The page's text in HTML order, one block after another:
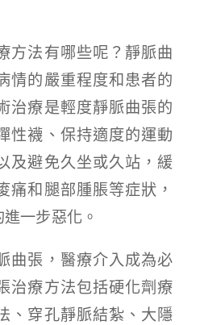
方法有哪些呢？靜脈曲
情的嚴重程度和患者的
治療是輕度靜脈曲張的
性襪、保持適度的運動
及避免久坐或久站，緩
痛和腿部腫脹等症狀，
一步惡化。
曲張，醫療介入成為必
治療方法包括硬化劑療
、穿孔靜脈結紮、大隱